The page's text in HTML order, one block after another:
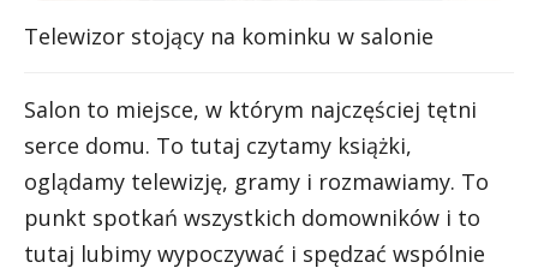
Telewizor stojący na kominku w salonie
Salon to miejsce, w którym najczęściej tętni
serce domu. To tutaj czytamy książki,
oglądamy telewizję, gramy i rozmawiamy. To
punkt spotkań wszystkich domowników i to
tutaj lubimy wypoczywać i spędzać wspólnie